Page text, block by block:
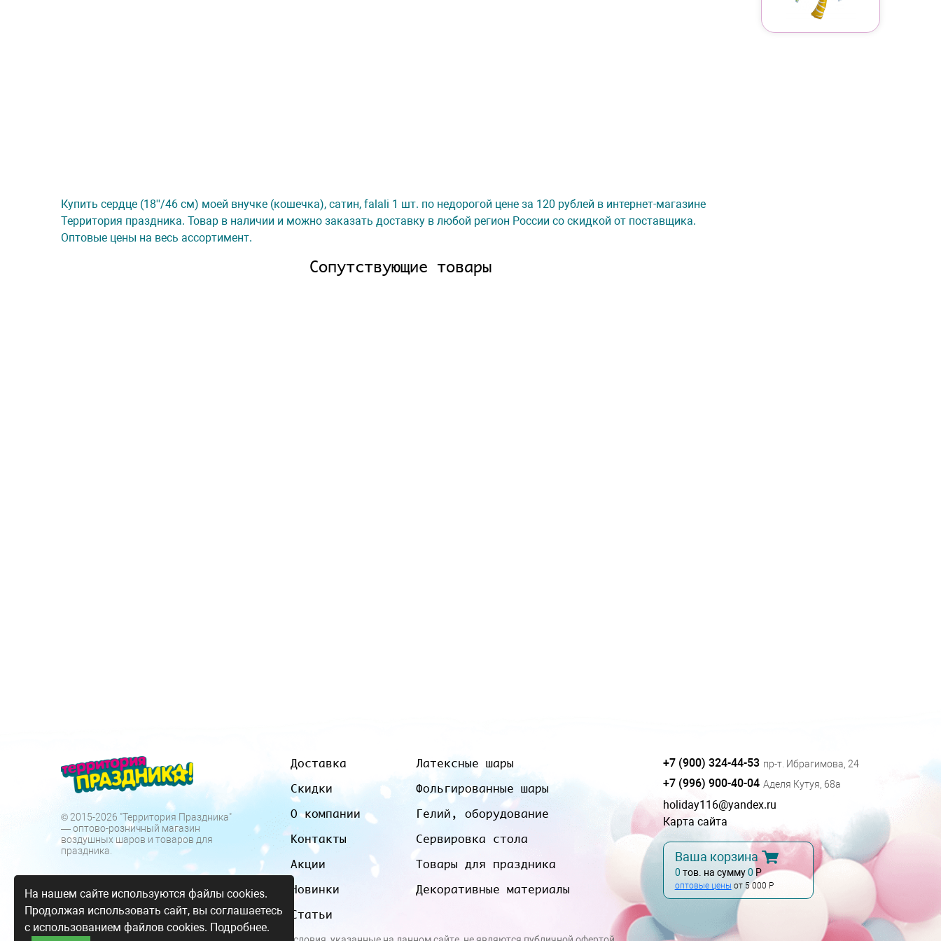
Купить сердце (18''/46 см) моей внучке (кошечка), сатин, falali 1 шт. по недорогой цене за 120 рублей в интернет-магазине
Территория праздника. Товар в наличии и можно заказать доставку в любой регион России со скидкой от поставщика.
Оптовые цены на весь ассортимент.
Сопутствующие товары
© 2015-2026 "Территория Праздника"
— оптово-розничный магазин
воздушных шаров и товаров для
праздника.
Доставка
Скидки
О компании
Контакты
Акции
Новинки
Статьи
Латексные шары
Фольгированные шары
Гелий, оборудование
Сервировка стола
Товары для праздника
Декоративные материалы
+7 (900) 324-44-53 пр-т. Ибрагимова, 24
+7 (996) 900-40-04 Аделя Кутуя, 68а
holiday116@yandex.ru
Карта сайта
Ваша корзина
0 тов. на сумму0 Р
оптовые цены от 5 000 Р
На нашем сайте используются файлы cookies.
Продолжая использовать сайт, вы соглашаетесь
с использованием файлов cookies. Подробнее.